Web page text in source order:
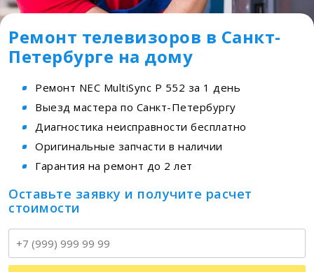
Ремонт телевизоров в Санкт-
Петербурге на дому
Ремонт NEC MultiSync P 552 за 1 день
Выезд мастера по Санкт-Петербургу
Диагностика неисправности бесплатно
Оригинальные запчасти в наличии
Гарантия на ремонт до 2 лет
Оставьте заявку и получите расчет
стоимости